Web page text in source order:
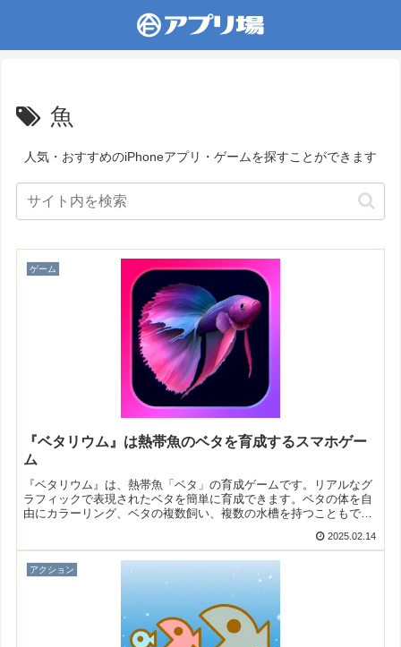
魚
人気・おすすめのiPhoneアプリ・ゲームを探すことができます
ゲーム
『ベタリウム』は熱帯魚のベタを育成するスマホゲー
ム
『ベタリウム』は、熱帯魚「ベタ」の育成ゲームです。リアルなグ
ラフィックで表現されたベタを簡単に育成できます。ベタの体を自
由にカラーリング、ベタの複数飼い、複数の水槽を持つこともでき
2025.02.14
アクション